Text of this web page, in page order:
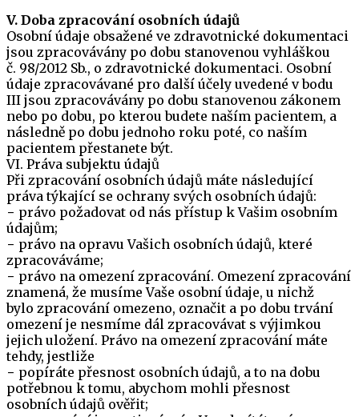
V. Doba zpracování osobních údajů
Osobní údaje obsažené ve zdravotnické dokumentaci
jsou zpracovávány po dobu stanovenou vyhláškou
č. 98/2012 Sb., o zdravotnické dokumentaci. Osobní
údaje zpracovávané pro další účely uvedené v bodu
III jsou zpracovávány po dobu stanovenou zákonem
nebo po dobu, po kterou budete naším pacientem, a
následně po dobu jednoho roku poté, co naším
pacientem přestanete být.
VI. Práva subjektu údajů
Při zpracování osobních údajů máte následující
práva týkající se ochrany svých osobních údajů:
− právo požadovat od nás přístup k Vašim osobním
údajům;
− právo na opravu Vašich osobních údajů, které
zpracováváme;
− právo na omezení zpracování. Omezení zpracování
znamená, že musíme Vaše osobní údaje, u nichž
bylo zpracování omezeno, označit a po dobu trvání
omezení je nesmíme dál zpracovávat s výjimkou
jejich uložení. Právo na omezení zpracování máte
tehdy, jestliže
− popíráte přesnost osobních údajů, a to na dobu
potřebnou k tomu, abychom mohli přesnost
osobních údajů ověřit;